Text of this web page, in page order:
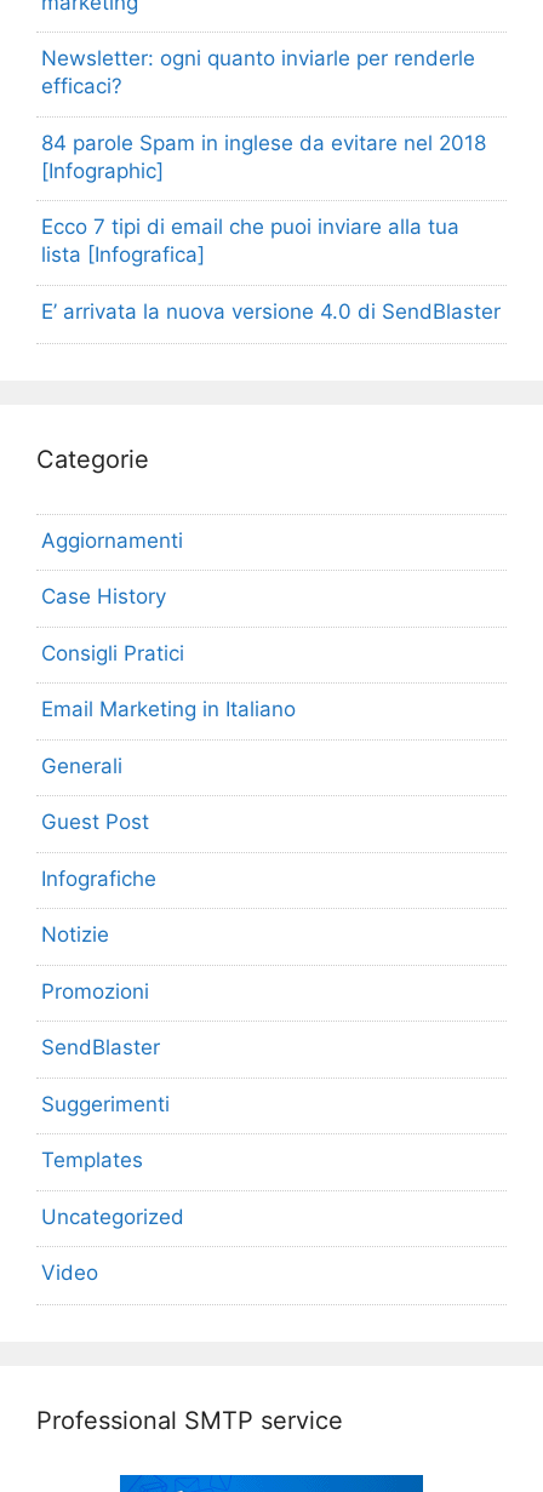
Newsletter: ogni quanto inviarle per renderle
efficaci?
84 parole Spam in inglese da evitare nel 2018
[Infographic]
Ecco 7 tipi di email che puoi inviare alla tua
lista [Infografica]
E’ arrivata la nuova versione 4.0 di SendBlaster
Categorie
Aggiornamenti
Case History
Consigli Pratici
Email Marketing in Italiano
Generali
Guest Post
Infografiche
Notizie
Promozioni
SendBlaster
Suggerimenti
Templates
Uncategorized
Video
Professional SMTP service